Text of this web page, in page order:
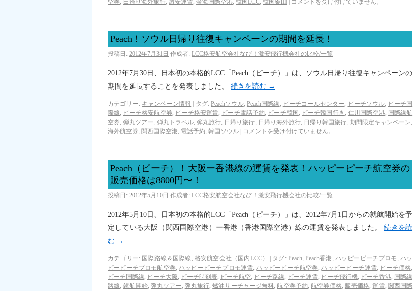
空券, 日帰り海外旅行, 激安運賃, 金海国際空港, 韓国LCC, 韓国釜山 コメントを受け付けていません。
Peach！ソウル日帰り往復キャンペーンの期間を延長！
投稿日: 2012年7月31日 作成者: LCC格安航空会社なび！激安飛行機会社の比較/一覧
2012年7月30日、日本初の本格的LCC「Peach（ピーチ）」は、ソウル日帰り往復キャンペーンの
期間を延長することを発表しました。 続きを読む →
カテゴリー: キャンペーン情報 タグ: Peachソウル, Peach国際線 , ピーチコールセンター, ピーチソウル, ピーチ国
際線, ピーチ格安航空券, ピーチ格安運賃, ピーチ電話予約, ピーチ韓国 , ピーチ韓国行き , 仁川国際空港, 国際線航
空券,弾丸ツアー, 弾丸トラベル, 弾丸旅行, 日帰り旅行, 日帰り海外旅行, 日帰り韓国旅行, 期間限定キャンペーン,
海外航空券, 関西国際空港, 電話予約, 韓国ソウル コメントを受け付けていません。
Peach（ピーチ）！大阪ー香港線の運賃を発表！ハッピーピーチ航空券の
販売価格は8800円〜！
投稿日: 2012年5月10日 作成者: LCC格安航空会社なび！激安飛行機会社の比較/一覧
2012年5月10日、日本初の本格的LCC「Peach（ピーチ）」は、2012年7月1日からの就航開始を予
定している大阪（関西国際空港）ー香港（香港国際空港）線の運賃を発表しました。続きを読
む →
カテゴリー: 国際路線＆国際線 , 格安航空会社（国内LCC） タグ: Peach, Peach香港, ハッピーピーチプロモ , ハッ
ピーピーチプロモ航空券,ハッピーピーチプロモ運賃,ハッピーピーチ航空券,ハッピーピーチ運賃, ピーチ価格,
ピーチ国際線, ピーチ大阪 , ピーチ時刻表, ピーチ航空, ピーチ路線, ピーチ運賃, ピーチ飛行機, ピーチ香港, 国際線
路線,就航開始, 弾丸ツアー , 弾丸旅行,燃油サーチャージ無料,航空券予約,航空券価格, 販売価格,運賃, 関西国際